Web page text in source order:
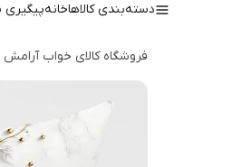
دسته‌بندی کالاهاخانه
فروشگاه کالای خواب آرامش